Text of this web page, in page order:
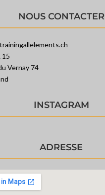
NOUS CONTACTER
15
Vernay 74
INSTAGRAM
ADRESSE